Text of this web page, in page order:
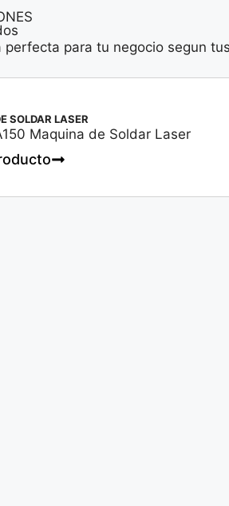
perfecta para tu negocio segun
SOLDAR LASER
Maquina de Soldar Laser